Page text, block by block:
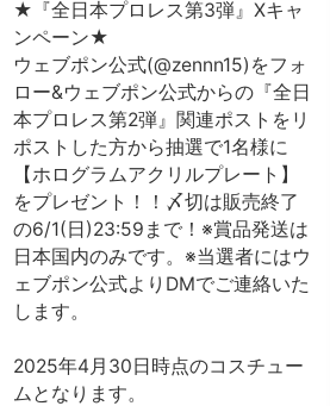
★『全日本プロレス第3弾』Xキャ
ンペーン★
ウェブポン公式(@zennn15)をフォ
ロー&ウェブポン公式からの『全日
本プロレス第2弾』関連ポストをリ
ポストした方から抽選で1名様に
【ホログラムアクリルプレート】
をプレゼント！！〆切は販売終了
の6/1(日)23:59まで！※賞品発送は
日本国内のみです。※当選者にはウ
ェブポン公式よりDMでご連絡いた
します。
2025年4月30日時点のコスチュー
ムとなります。